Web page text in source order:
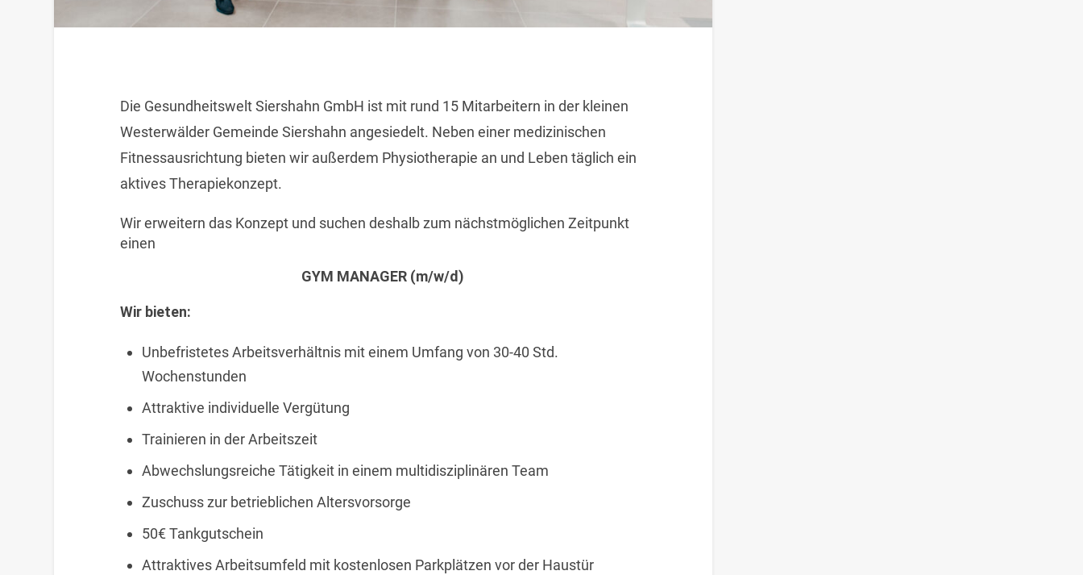
Die Gesundheitswelt Siershahn GmbH ist mit rund 15 Mitarbeitern in der kleinen
Westerwälder Gemeinde Siershahn angesiedelt. Neben einer medizinischen
Fitnessausrichtung bieten wir außerdem Physiotherapie an und Leben täglich ein
aktives Therapiekonzept.
Wir erweitern das Konzept und suchen deshalb zum nächstmöglichen Zeitpunkt
einen
GYM MANAGER (m/w/d)
Wir bieten:
Unbefristetes Arbeitsverhältnis mit einem Umfang von 30-40 Std.
Wochenstunden
Attraktive individuelle Vergütung
Trainieren in der Arbeitszeit
Abwechslungsreiche Tätigkeit in einem multidisziplinären Team
Zuschuss zur betrieblichen Altersvorsorge
50€ Tankgutschein
Attraktives Arbeitsumfeld mit kostenlosen Parkplätzen vor der Haustür